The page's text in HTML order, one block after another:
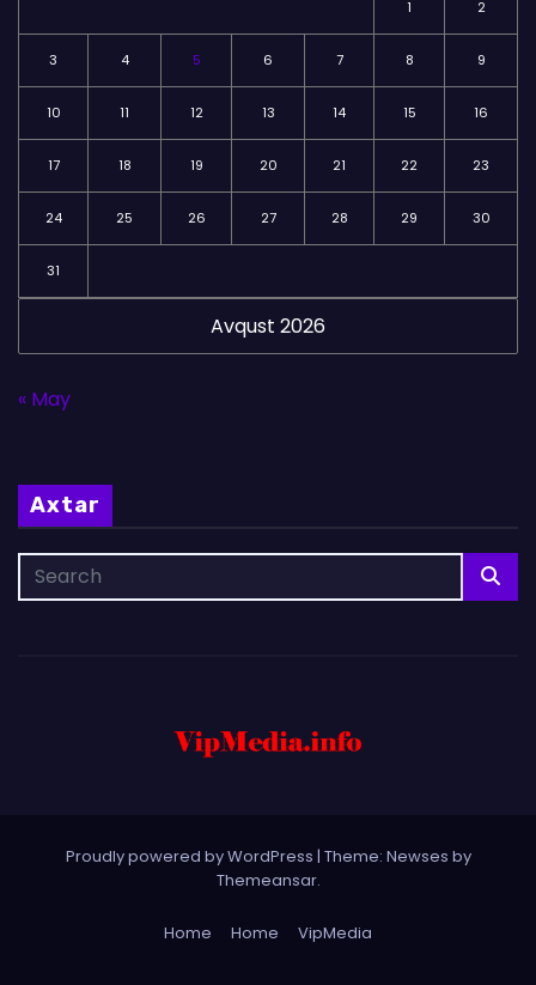
Avqust 2026
1 2
3 4 5 6 7 8 9
10 11 12 13 14 15 16
17 18 19 20 21 22 23
24 25 26 27 28 29 30
31
« May
Axtar
Proudly powered by WordPress | Theme: Newses by
Themeansar.
Home Home VipMedia